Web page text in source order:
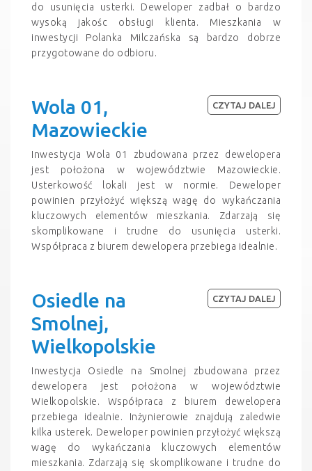
do usunięcia usterki. Deweloper zadbał o bardzo
wysoką jakośc obsługi klienta. Mieszkania w
inwestycji Polanka Milczańska są bardzo dobrze
przygotowane do odbioru.
Wola 01,
Mazowieckie
Inwestycja Wola 01 zbudowana przez dewelopera
jest położona w województwie Mazowieckie.
Usterkowość lokali jest w normie. Deweloper
powinien przyłożyć większą wagę do wykańczania
kluczowych elementów mieszkania. Zdarzają się
skomplikowane i trudne do usunięcia usterki.
Współpraca z biurem dewelopera przebiega idealnie.
CZYTAJ DALEJ
Osiedle na
Smolnej,
Wielkopolskie
Inwestycja Osiedle na Smolnej zbudowana przez
dewelopera jest położona w województwie
Wielkopolskie. Współpraca z biurem dewelopera
przebiega idealnie. Inżynierowie znajdują zaledwie
kilka usterek. Deweloper powinien przyłożyć większą
wagę do wykańczania kluczowych elementów
mieszkania. Zdarzają się skomplikowane i trudne do
CZYTAJ DALEJ